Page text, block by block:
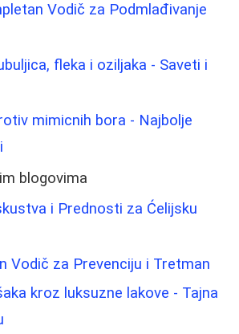
Vodič za Podmlađivanje
fleka i oziljaka - Saveti i
mimicnih bora - Najbolje
blogovima
i Prednosti za Ćelijsku
Vodič za Prevenciju i Tretman
kroz luksuzne lakove - Tajna